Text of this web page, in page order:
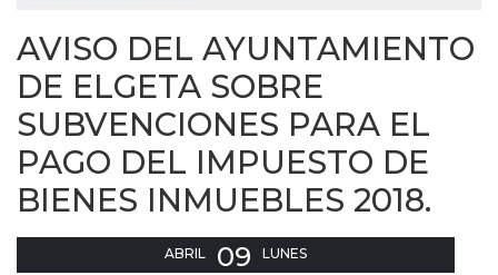
AVISO DEL AYUNTAMIENTO
DE ELGETA SOBRE
SUBVENCIONES PARA EL
PAGO DEL IMPUESTO DE
BIENES INMUEBLES 2018.
ABRIL 09 LUNES